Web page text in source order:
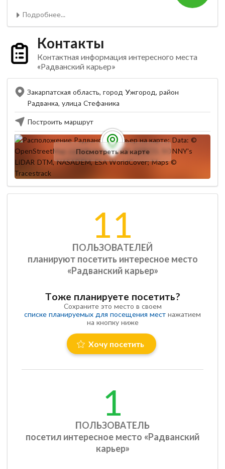
Подробнее...
Контакты
Контактная информация интересного места
«Радванский карьер»
Закарпатская область, город Ужгород, район
Радванка, улица Стефаника
Построить маршрут
Посмотреть на карте
11
ПОЛЬЗОВАТЕЛЕЙ
планируют посетить интересное место
«Радванский карьер»
Тоже планируете посетить?
Сохраните это место в своем
списке планируемых для посещения мест нажатием
на кнопку ниже
Хочу посетить
1
ПОЛЬЗОВАТЕЛЬ
посетил интересное место «Радванский
карьер»